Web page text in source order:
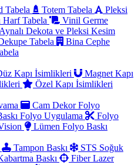
Tabela Totem Tabela
Pleksi
Tabela
Vinil Germe
Aynalı Dekota ve Pleksi Kesim
Tabela
Bina Cephe
Kapı İsimlikleri
Magnet Kapı
Özel Kapı İsimlikleri
Cam Dekor Folyo
Folyo Uygulama
Folyo
Lümen Folyo Baskı
Tampon Baskı
STS Soğuk
Baskı
Fiber Lazer